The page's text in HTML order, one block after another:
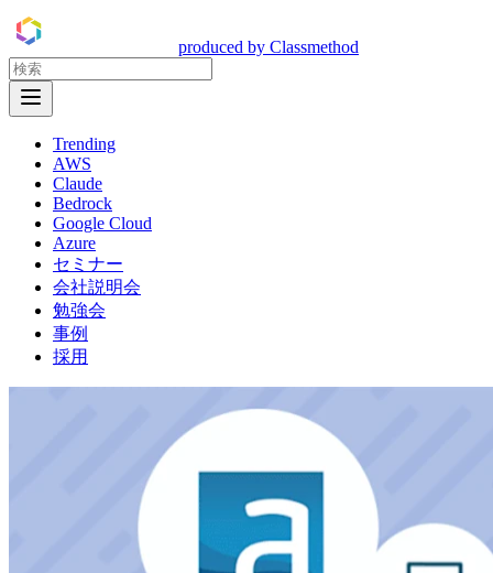
produced by Classmethod
Trending
AWS
Claude
Bedrock
Google Cloud
Azure
セミナー
会社説明会
勉強会
事例
採用